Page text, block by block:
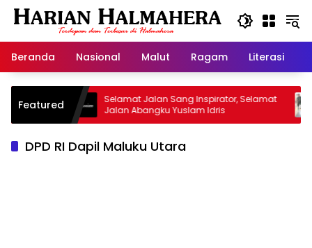
Langsung
Beranda
Nasional Malut Ragam Literasi
Featured
Selamat Jalan Sang Inspirator, Selamat
Jalan Abangku Yuslam Idris
DPD RI Dapil Maluku Utara